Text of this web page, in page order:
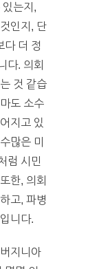
는지,
인지, 단
다 더 정
다. 의회
것 같습
도 소수
지고 있
많은 미
럼 시민
한, 의회
고, 파병
니다.
지니아